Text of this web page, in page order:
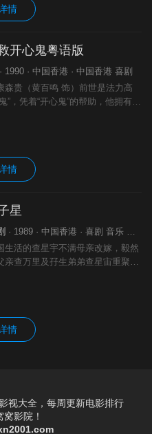
情
开心鬼粤语版
· 1990 · 中国香港 · 中国香港 喜剧
森贵（黄百鸣 饰）前世是法力高
”，凭着“开心鬼”的帮助，他拥有超
情
星
· 1989 · 中国香港 · 喜剧 音乐 家庭
生活的查星宇不满母亲改嫁，毅然
亲查万里及孖生弟弟查星宙重聚。
情
视大全，每周更新电影排行
影院！